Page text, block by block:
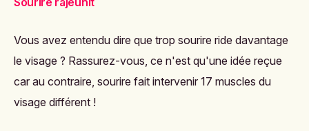
Vous avez entendu dire que trop sourire ride davantage
le visage ? Rassurez-vous, ce n'est qu'une idée reçue
car au contraire, sourire fait intervenir 17 muscles du
visage différent !